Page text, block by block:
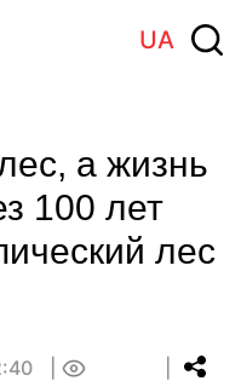
UA
а жизнь
100 лет
лес